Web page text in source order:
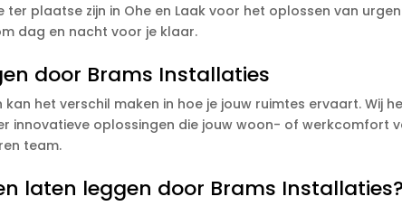
plaatse zijn in Ohe en Laak voor het oplossen van
dag en nacht voor je klaar.
door Brams Installaties
het verschil maken in hoe je jouw ruimtes ervaart. Wij
innovatieve oplossingen die jouw woon- of werkcomfort
team.
laten leggen door Brams Installaties?